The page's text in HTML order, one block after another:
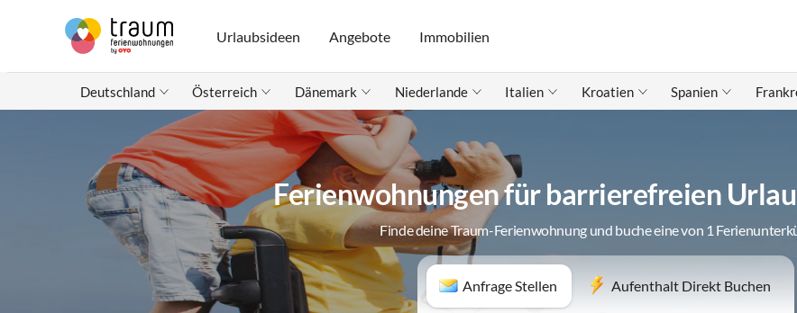
Urlaubsideen Angebote Immobilien
Deutschland Österreich Dänemark Niederlande Italien Kroatien Spanien
Ferienwohnungen für barrierefreien
Finde deine Traum-Ferienwohnung und buche eine von 1
Anfrage Stellen Aufenthalt Direkt Buchen